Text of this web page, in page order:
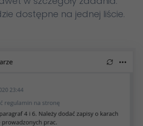
dostępne na jednej liście.